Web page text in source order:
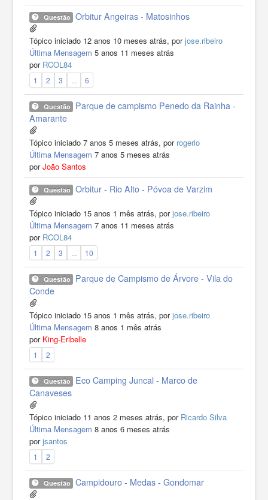
Questão Orbitur Angeiras - Matosinhos
Tópico iniciado 12 anos 10 meses atrás, porjose.ribeiro
Última Mensagem 5 anos 11 meses atrás
por RCOL84
1 2 3 ... 6
Questão
Parque de campismo Penedo da Rainha -
Amarante
Tópico iniciado 7 anos 5 meses atrás, por rogerio
Última Mensagem 7 anos 5 meses atrás
porJoão Santos
Questão Orbitur - Rio Alto - Póvoa de Varzim
Tópico iniciado 15 anos 1 mês atrás, porjose.ribeiro
Última Mensagem 7 anos 11 meses atrás
por RCOL84
1 2 3 ... 10
Questão
Parque de Campismo de Árvore - Vila do
Conde
Tópico iniciado 15 anos 1 mês atrás, porjose.ribeiro
Última Mensagem 8 anos 1 mês atrás
por King-Eribelle
1 2
Questão
Eco Camping Juncal - Marco de
Canaveses
Tópico iniciado 11 anos 2 meses atrás, por Ricardo Silva
Última Mensagem 8 anos 6 meses atrás
porjsantos
1 2
Questão Campidouro - Medas - Gondomar